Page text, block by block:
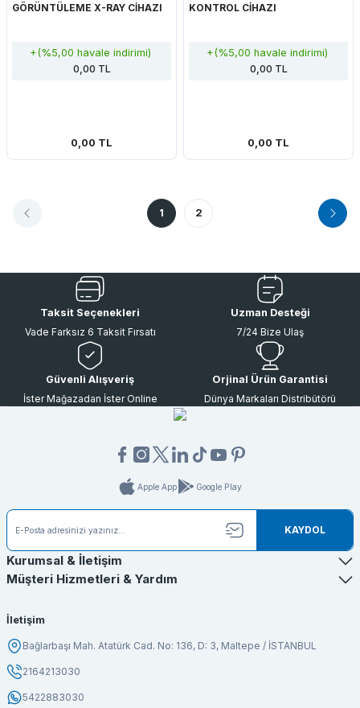
GÖRÜNTÜLEME X-RAY CİHAZI
+(%5,00 havale indirimi)
0,00 TL
0,00 TL
KONTROL CİHAZI
+(%5,00 havale indirimi)
0,00 TL
0,00 TL
1 2
Taksit Seçenekleri
Vade Farksız 6 Taksit Fırsatı
Uzman Desteği
7/24 Bize Ulaş
Güvenli Alışveriş
İster Mağazadan İster Online
Orjinal Ürün Garantisi
Dünya Markaları Distribütörü
Apple App Google Play
KAYDOL
Kurumsal & İletişim
Müşteri Hizmetleri & Yardım
İletişim
Bağlarbaşı Mah. Atatürk Cad. No: 136, D: 3, Maltepe / İSTANBUL
2164213030
5422883030